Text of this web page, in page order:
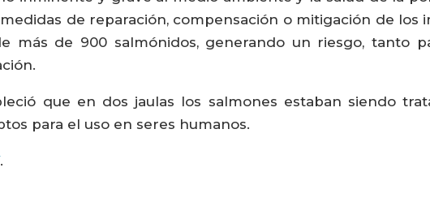
de reparación, compensación o mitigación de los
más de 900 salmónidos, generando un riesgo, tanto
que en dos jaulas los salmones estaban siendo
para el uso en seres humanos.
.